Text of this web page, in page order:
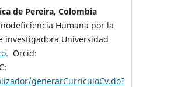
de Pereira, Colombia
Humana por la
investigadora Universidad
. Orcid:
generarCurriculoCv.do?